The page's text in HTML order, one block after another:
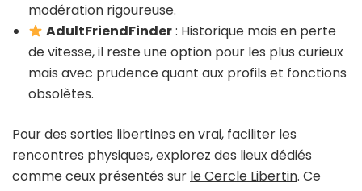
modération rigoureuse.
AdultFriendFinder: Historique mais en perte
de vitesse, il reste une option pour les plus curieux
mais avec prudence quant aux profils et fonctions
obsolètes.
Pour des sorties libertines en vrai, faciliter les
rencontres physiques, explorez des lieux dédiés
comme ceux présentés sur le Cercle Libertin. Ce